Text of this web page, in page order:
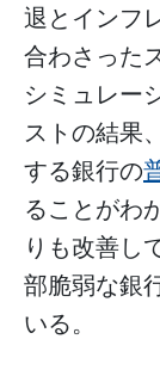
退とインフ
合わさった
シミュレー
ストの結果
する銀行の
ることがわ
りも改善し
部脆弱な銀
いる。